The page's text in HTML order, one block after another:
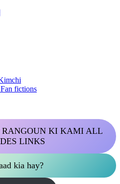
fictions
KI KAMI ALL
LINKS
kia hay?